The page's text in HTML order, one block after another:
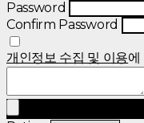
Password
Confirm Password
개인정보 수집 및 이용에